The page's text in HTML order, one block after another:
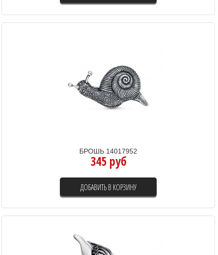
БРОШЬ 14017952
345 руб
ДОБАВИТЬ В КОРЗИНУ